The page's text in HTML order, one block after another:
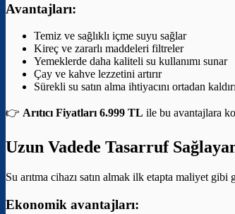
Avantajları:
Temiz ve sağlıklı içme suyu sağlar
Kireç ve zararlı maddeleri filtreler
Yemeklerde daha kaliteli su kullanımı sunar
Çay ve kahve lezzetini artırır
Sürekli su satın alma ihtiyacını ortadan
👉 Arıtıcı Fiyatları 6.999 TL ile bu avantajlara
Uzun Vadede Tasarruf
Su arıtma cihazı satın almak ilk etapta maliyet
Ekonomik avantajları: